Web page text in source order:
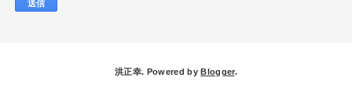
洪正幸. Powered byBlogger.